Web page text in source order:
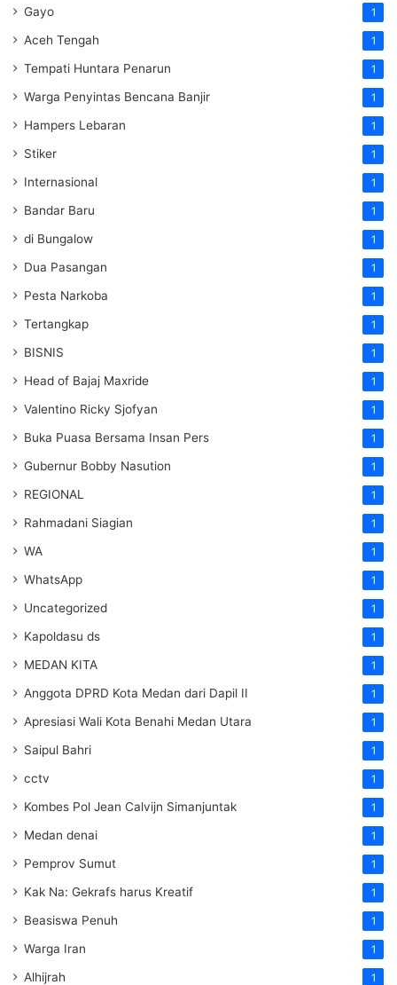
Gayo 1
Aceh Tengah 1
Tempati Huntara Penarun 1
Warga Penyintas Bencana Banjir 1
Hampers Lebaran 1
Stiker 1
Internasional 1
Bandar Baru 1
di Bungalow 1
Dua Pasangan 1
Pesta Narkoba 1
Tertangkap 1
BISNIS 1
Head of Bajaj Maxride 1
Valentino Ricky Sjofyan 1
Buka Puasa Bersama Insan Pers 1
Gubernur Bobby Nasution 1
REGIONAL 1
Rahmadani Siagian 1
WA 1
WhatsApp 1
Uncategorized 1
Kapoldasu ds 1
MEDAN KITA 1
Anggota DPRD Kota Medan dari Dapil II 1
Apresiasi Wali Kota Benahi Medan Utara 1
Saipul Bahri 1
cctv 1
Kombes Pol Jean Calvijn Simanjuntak 1
Medan denai 1
Pemprov Sumut 1
Kak Na: Gekrafs harus Kreatif 1
Beasiswa Penuh 1
Warga Iran 1
Alhijrah 1